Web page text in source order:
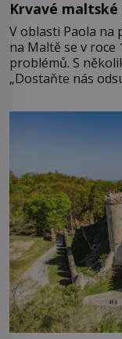
Krvavé
V oblasti Paola na
na Maltě se v
problémů. S
„Dostaňte nás